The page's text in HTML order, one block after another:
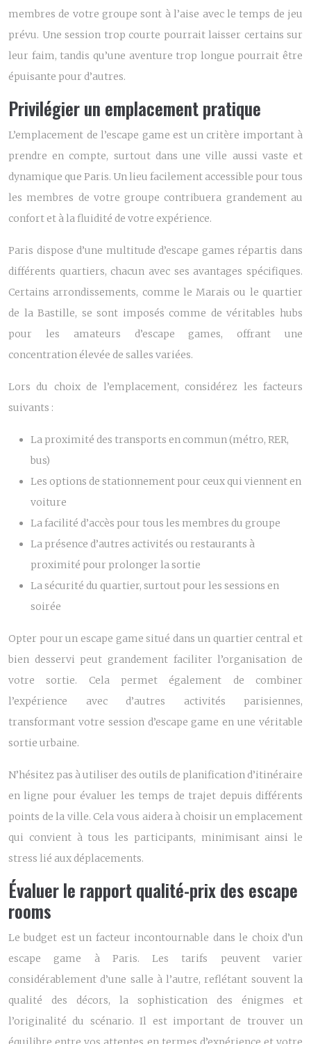
membres de votre groupe sont à l’aise avec le temps de jeu
prévu. Une session trop courte pourrait laisser certains sur
leur faim, tandis qu’une aventure trop longue pourrait être
épuisante pour d’autres.
Privilégier un emplacement pratique
L’emplacement de l’escape game est un critère important à
prendre en compte, surtout dans une ville aussi vaste et
dynamique que Paris. Un lieu facilement accessible pour tous
les membres de votre groupe contribuera grandement au
confort et à la fluidité de votre expérience.
Paris dispose d’une multitude d’escape games répartis dans
différents quartiers, chacun avec ses avantages spécifiques.
Certains arrondissements, comme le Marais ou le quartier
de la Bastille, se sont imposés comme de véritables hubs
pour les amateurs d’escape games, offrant une
concentration élevée de salles variées.
Lors du choix de l’emplacement, considérez les facteurs
suivants :
La proximité des transports en commun (métro, RER,
bus)
Les options de stationnement pour ceux qui viennent en
voiture
La facilité d’accès pour tous les membres du groupe
La présence d’autres activités ou restaurants à
proximité pour prolonger la sortie
La sécurité du quartier, surtout pour les sessions en
soirée
Opter pour un escape game situé dans un quartier central et
bien desservi peut grandement faciliter l’organisation de
votre sortie. Cela permet également de combiner
l’expérience avec d’autres activités parisiennes,
transformant votre session d’escape game en une véritable
sortie urbaine.
N’hésitez pas à utiliser des outils de planification d’itinéraire
en ligne pour évaluer les temps de trajet depuis différents
points de la ville. Cela vous aidera à choisir un emplacement
qui convient à tous les participants, minimisant ainsi le
stress lié aux déplacements.
Évaluer le rapport qualité-prix des escape
rooms
Le budget est un facteur incontournable dans le choix d’un
escape game à Paris. Les tarifs peuvent varier
considérablement d’une salle à l’autre, reflétant souvent la
qualité des décors, la sophistication des énigmes et
l’originalité du scénario. Il est important de trouver un